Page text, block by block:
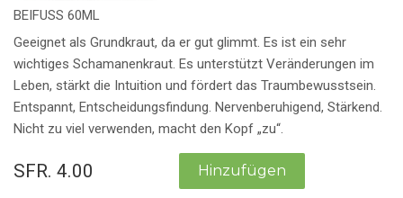
BEIFUSS 60ML
Geeignet als Grundkraut, da er gut glimmt. Es ist ein sehr
wichtiges Schamanenkraut. Es unterstützt Veränderungen im
Leben, stärkt die Intuition und fördert das Traumbewusstsein.
Entspannt, Entscheidungsfindung. Nervenberuhigend, Stärkend.
Nicht zu viel verwenden, macht den Kopf „zu“.
SFR. 4.00